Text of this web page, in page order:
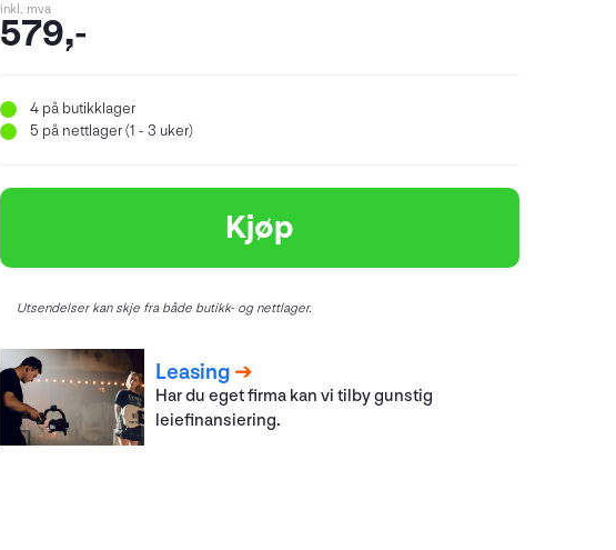
inkl. mva
579,-
4 på butikklager
5 på nettlager (1 - 3 uker)
Kjøp
Utsendelser kan skje fra både butikk- og nettlager.
Leasing
Har du eget firma kan vi tilby gunstig
leiefinansiering.